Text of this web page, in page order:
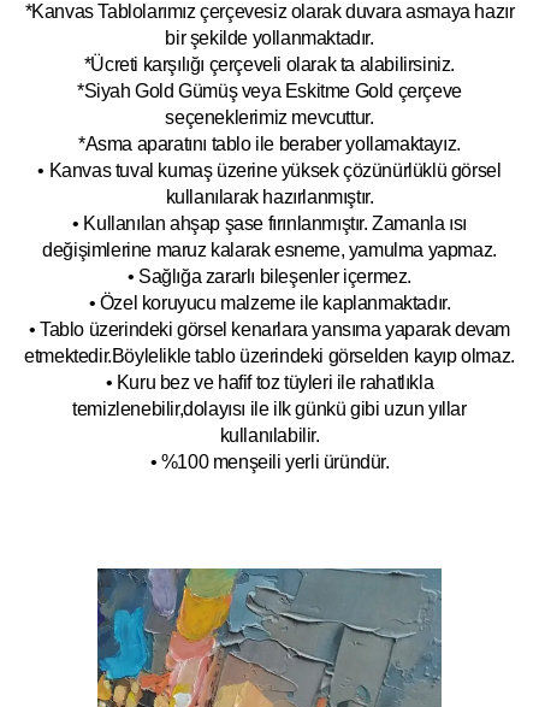
*Kanvas Tablolarımız çerçevesiz olarak duvara asmaya hazır
bir şekilde yollanmaktadır.
*Ücreti karşılığı çerçeveli olarak ta alabilirsiniz.
*Siyah Gold Gümüş veya Eskitme Gold çerçeve
seçeneklerimiz mevcuttur.
*Asma aparatını tablo ile beraber yollamaktayız.
• Kanvas tuval kumaş üzerine yüksek çözünürlüklü görsel
kullanılarak hazırlanmıştır.
• Kullanılan ahşap şase fırınlanmıştır. Zamanla ısı
değişimlerine maruz kalarak esneme, yamulma yapmaz.
• Sağlığa zararlı bileşenler içermez.
• Özel koruyucu malzeme ile kaplanmaktadır.
• Tablo üzerindeki görsel kenarlara yansıma yaparak devam
etmektedir.Böylelikle tablo üzerindeki görselden kayıp olmaz.
• Kuru bez ve hafif toz tüyleri ile rahatlıkla
temizlenebilir,dolayısı ile ilkgünkü gibi uzun yıllar
kullanılabilir.
• %100 menşeili yerli üründür.